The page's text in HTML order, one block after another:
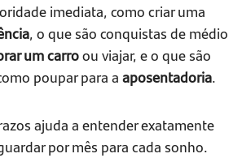
imediata, como criar uma
, o que são conquistas de médio
um carroou viajar, e o que são
poupar para a aposentadoria.
ajuda a entender exatamente
por mês para cada sonho.